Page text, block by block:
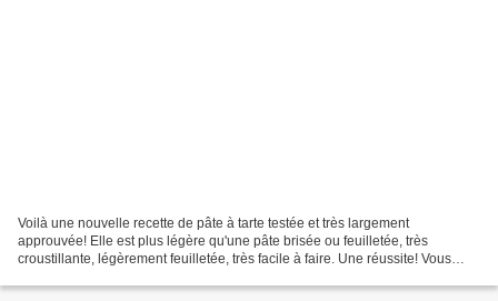
Voilà une nouvelle recette de pâte à tarte testée et très largement
approuvée! Elle est plus légère qu'une pâte brisée ou feuilletée, très
croustillante, légèrement feuilletée, très facile à faire. Une réussite! Vous